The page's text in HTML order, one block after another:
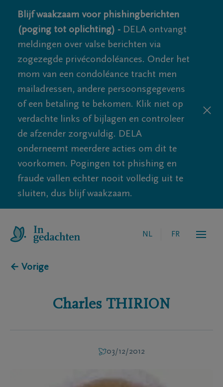
Blijf waakzaam voor phishingberichten
(poging tot oplichting) - DELA ontvangt
meldingen over valse berichten via
zogezegde privécondoléances. Onder het
mom van een condoléance tracht men
mailadressen, andere persoonsgegevens
of een betaling te bekomen. Klik niet op
verdachte links of bijlagen en controleer
de afzender zorgvuldig. DELA
onderneemt meerdere acties om dit te
voorkomen. Pogingen tot phishing en
fraude vallen echter nooit volledig uit te
sluiten, dus blijf waakzaam.
NL FR
← Vorige
Charles THIRION
03/12/2012